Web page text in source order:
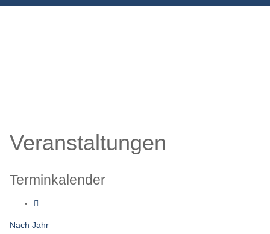
Veranstaltungen
Terminkalender
Nach Jahr